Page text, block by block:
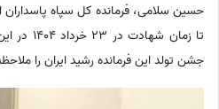
تا زمان
جشن تولد این فرمانده رشید ایران را